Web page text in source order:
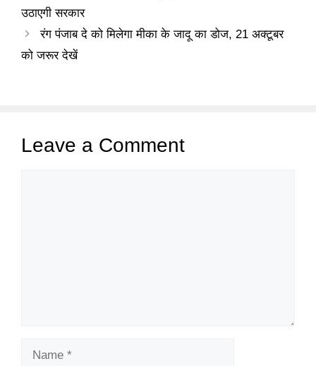
उठाएगी सरकार
रंग पंजाब दे को मिलेगा मीका के जादू का डोज, 21 अक्टूबर
को जरूर देखें
Leave a Comment